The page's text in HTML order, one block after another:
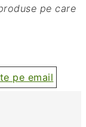
pe care
pe email